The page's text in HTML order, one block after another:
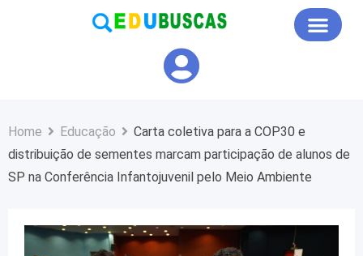
Home Educação
Carta coletiva para a COP30 e
distribuição de sementes marcam participação de alunos de
SP na Conferência Infantojuvenil pelo Meio Ambiente